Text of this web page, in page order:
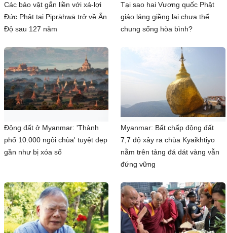
Các bảo vật gắn liền với xá-lợi
Đức Phật tại Piprāhwā trở về Ấn
Độ sau 127 năm
Tại sao hai Vương quốc Phật
giáo láng giềng lại chưa thể
chung sống hòa bình?
Động đất ở Myanmar: 'Thành
phố 10.000 ngôi chùa' tuyệt đẹp
gần như bị xóa sổ
Myanmar: Bất chấp động đất
7,7 độ xảy ra chùa Kyaikhtiyo
nằm trên tảng đá dát vàng vẫn
đứng vững